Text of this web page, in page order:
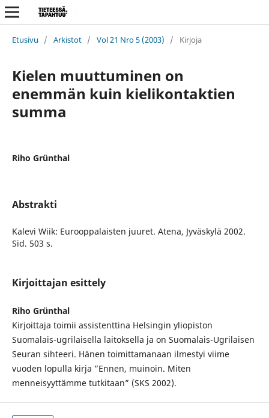
Etusivu / Arkistot / Vol 21 Nro 5 (2003) / Kirjoja
Kielen muuttuminen on
enemmän kuin kielikontaktien
summa
Riho Grünthal
Abstrakti
Kalevi Wiik: Eurooppalaisten juuret. Atena, Jyväskylä 2002.
Sid. 503 s.
Kirjoittajan esittely
Riho Grünthal
Kirjoittaja toimii assistenttina Helsingin yliopiston
Suomalais-ugrilaisella laitoksella ja on Suomalais-Ugrilaisen
Seuran sihteeri. Hänen toimittamanaan ilmestyi viime
vuoden lopulla kirja ”Ennen, muinoin. Miten
menneisyyttämme tutkitaan” (SKS 2002).